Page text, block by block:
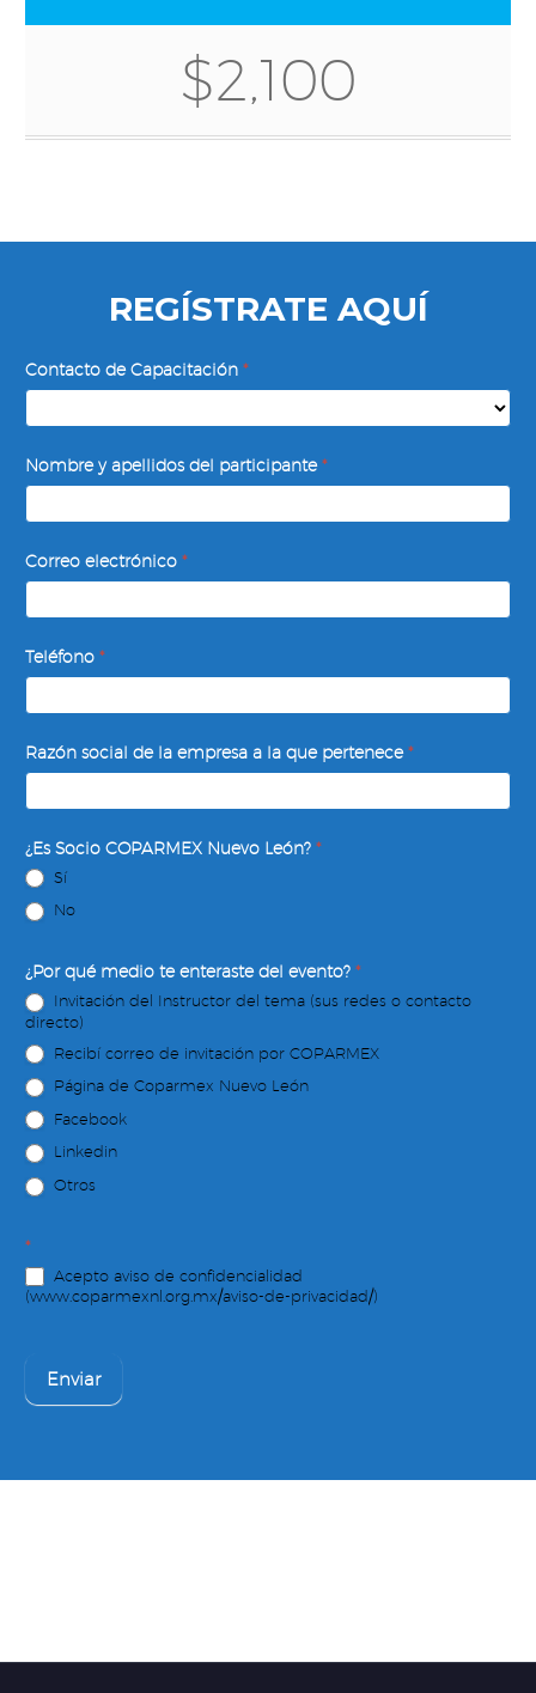
$2,100
REGÍSTRATE AQUÍ
Plan
Estratégico
de
Negocios
Contacto de Capacitación *
Nombre y apellidos del participante*
Correo electrónico *
Teléfono *
Razón social de la empresa a la que pertenece*
¿Es Socio COPARMEX Nuevo León? *
Sí
No
¿Por qué medio te enteraste del evento? *
Invitación del Instructor del tema (sus redes o contacto
directo)
Recibí correo de invitación por COPARMEX
Página de Coparmex Nuevo León
Facebook
Linkedin
Otros
*
Acepto aviso de confidencialidad
(www.coparmexnl.org.mx/aviso-de-privacidad/)
Enviar